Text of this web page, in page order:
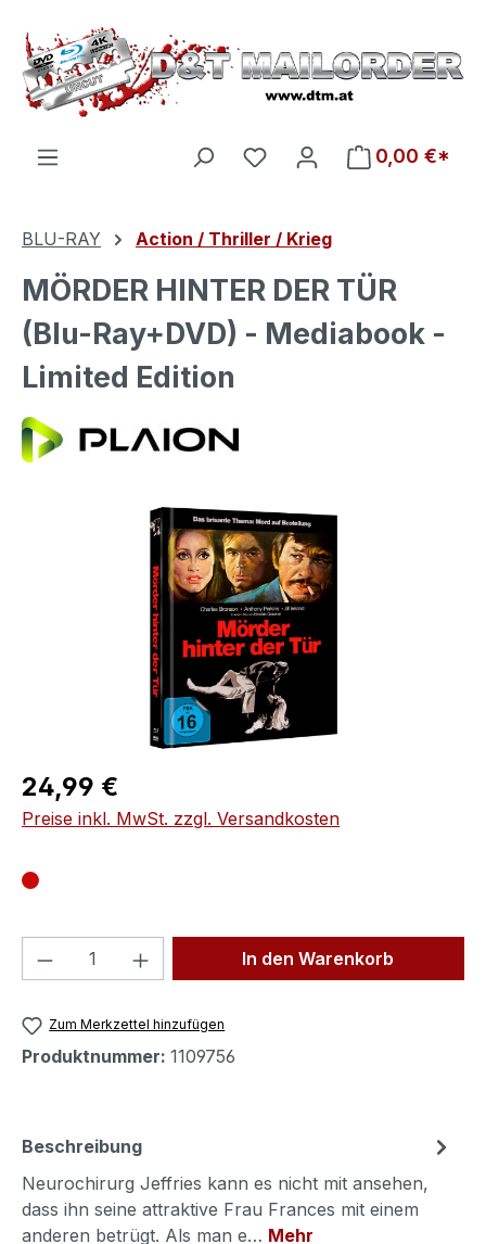
Zum Hauptinhalt springen
Du hast 0 Produkte auf
0,00 €*
BLU-RAY Action / Thriller / Krieg
MÖRDER HINTER DER TÜR
(Blu-Ray+DVD) - Mediabook -
Limited Edition
Bildergalerie überspringen
Regulärer Preis:
24,99 €
Preise inkl. MwSt. zzgl. Versandkosten
Produkt Anzahl: Gib denIn den Warenkorb
Zum Merkzettel hinzufügen
Produktnummer: 1109756
Beschreibung
Neurochirurg Jeffries kann es nicht mit ansehen,
dass ihn seine attraktive Frau Frances mit einem
anderen betrügt. Als man e… Mehr